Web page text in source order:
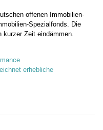
offenen Immobilien-
Spezialfonds. Die
kurzer Zeit eindämmen.
erhebliche